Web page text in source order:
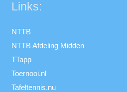
Links:
NTTB
NTTB Afdeling Midden
TTapp
Toernooi.nl
Tafeltennis.nu